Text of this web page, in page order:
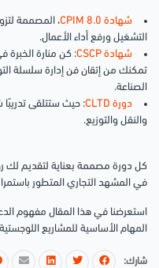
شهادة CPIM 8.0
، المصممة
التشغيل ورفع أداء الأعمال.
شهادة CSCP
: كن منارة الخبرة
تمكنك من إتقان فن إدارة سلسلة
الصناعة.
دورة CLTD
: حيث ستتلقى
والنقل والتوزيع.
كل دورة مصممة بعناية لتقديم لك
في المشهد التجاري المتطور
استعرضنا في هذا المقال مفهوم
المهام الأساسية للمشاريع
شارك: